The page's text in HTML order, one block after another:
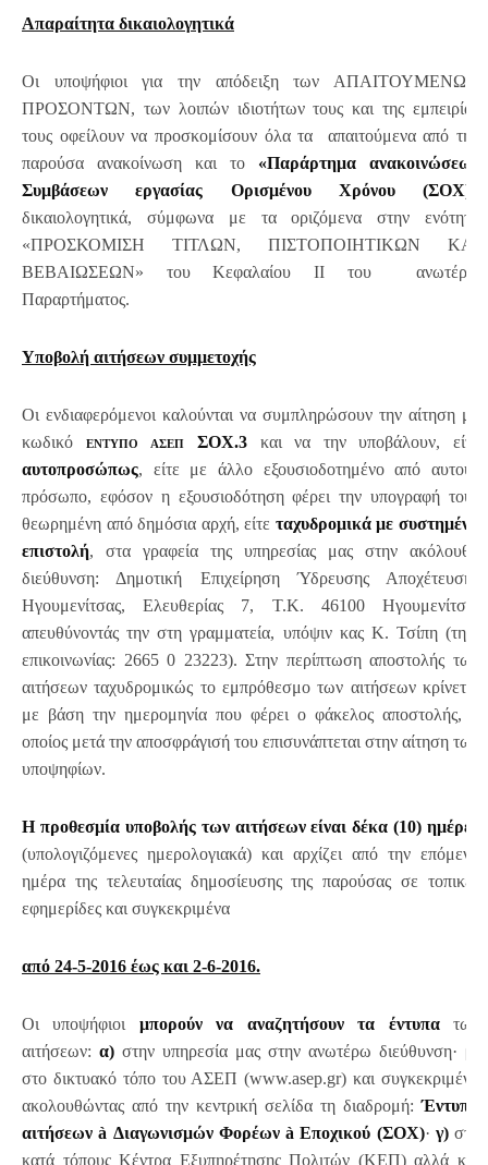
Απαραίτητα δικαιολογητικά
Οι υποψήφιοι για την απόδειξη των ΑΠΑΙΤΟΥΜΕΝΩΝ
ΠΡΟΣΟΝΤΩΝ, των λοιπών ιδιοτήτων τους και της εμπειρίας
τους οφείλουν να προσκομίσουν όλα τα απαιτούμενα από την
παρούσα ανακοίνωση και το «Παράρτημα ανακοινώσεων
Συμβάσεων εργασίας Ορισμένου Χρόνου (ΣΟΧ)»
δικαιολογητικά, σύμφωνα με τα οριζόμενα στην ενότητα
«ΠΡΟΣΚΟΜΙΣΗ ΤΙΤΛΩΝ, ΠΙΣΤΟΠΟΙΗΤΙΚΩΝ ΚΑΙ
ΒΕΒΑΙΩΣΕΩΝ» του Κεφαλαίου ΙΙ του ανωτέρω
Παραρτήματος.
Υποβολή αιτήσεων συμμετοχής
Οι ενδιαφερόμενοι καλούνται να συμπληρώσουν την αίτηση με
κωδικό εντυπο ασεπ ΣΟΧ.3και να την υποβάλουν, είτε
αυτοπροσώπως, είτε με άλλο εξουσιοδοτημένο από αυτούς
πρόσωπο, εφόσον η εξουσιοδότηση φέρει την υπογραφή τους
θεωρημένη από δημόσια αρχή, είτε ταχυδρομικά με συστημένη
επιστολή, στα γραφεία της υπηρεσίας μας στην ακόλουθη
διεύθυνση: Δημοτική Επιχείρηση Ύδρευσης Αποχέτευσης
Ηγουμενίτσας, Ελευθερίας 7, Τ.Κ. 46100 Ηγουμενίτσα,
απευθύνοντάς την στη γραμματεία, υπόψιν κας Κ. Τσίπη (τηλ.
επικοινωνίας: 2665 0 23223). Στην περίπτωση αποστολής των
αιτήσεων ταχυδρομικώς το εμπρόθεσμο των αιτήσεων κρίνεται
με βάση την ημερομηνία που φέρει ο φάκελος αποστολής, ο
οποίος μετά την αποσφράγισή του επισυνάπτεται στην αίτηση των
υποψηφίων.
Η προθεσμία υποβολής των αιτήσεων είναι δέκα (10) ημέρες
(υπολογιζόμενες ημερολογιακά) και αρχίζει από την επόμενη
ημέρα της τελευταίας δημοσίευσης της παρούσας σε τοπικές
εφημερίδες και συγκεκριμένα
από 24-5-2016 έως και 2-6-2016.
Οι υποψήφιοι μπορούν να αναζητήσουν τα έντυπατων
αιτήσεων: α) στην υπηρεσία μας στην ανωτέρω διεύθυνση·
στο δικτυακό τόπο του ΑΣΕΠ (www.asep.gr) και συγκεκριμένα
ακολουθώντας από την κεντρική σελίδα τη διαδρομή:Έντυπα
αιτήσεωνà Διαγωνισμών Φορέων à Εποχικού (ΣΟΧ)· γ)στα
κατά τόπους Κέντρα Εξυπηρέτησης Πολιτών (ΚΕΠ) αλλά και